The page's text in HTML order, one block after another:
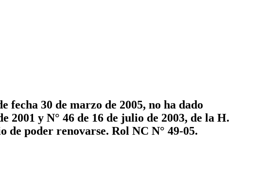
fecha 30 de marzo de 2005, no ha dado
2001 y N° 46 de 16 de julio de 2003, de la H.
poder renovarse. Rol NC N° 49-05.